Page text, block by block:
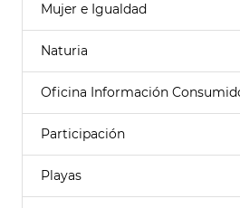
Mujer e Igualdad
Naturia
Oficina Información
Participación
Playas